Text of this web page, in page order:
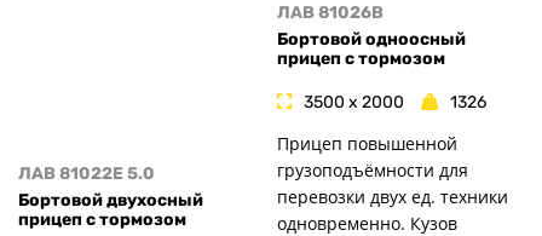
ЛАВ 81022E 5.0
Бортовой двухосный
прицеп с тормозом
ЛАВ 81026B
Бортовой одноосный
прицеп с тормозом
3500 x 2000 1326
Прицеп повышенной
грузоподъёмности для
перевозки двух ед. техники
одновременно. Кузов